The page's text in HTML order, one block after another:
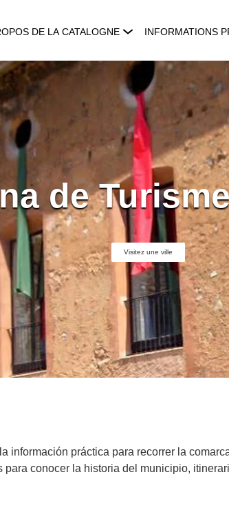
DE LA CATALOGNE INFORMATIONS
de
Visitez une ville
información práctica para recorrer la
conocer la historia del municipio,